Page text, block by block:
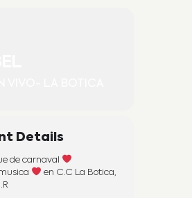
Details
de carnaval
‍ en C.C La Botica,